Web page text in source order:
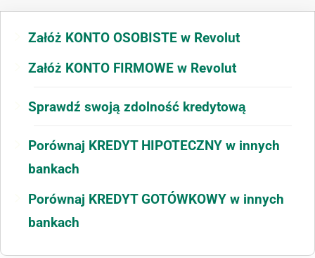
Załóż KONTO OSOBISTE w Revolut
Załóż KONTO FIRMOWE w Revolut
Sprawdź swoją zdolność kredytową
Porównaj KREDYT HIPOTECZNY w innych
bankach
Porównaj KREDYT GOTÓWKOWY w innych
bankach